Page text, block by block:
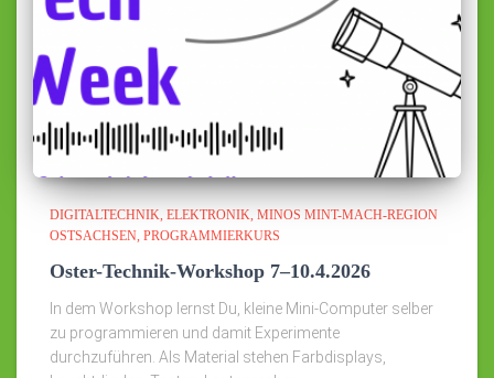
DIGITALTECHNIK ELEKTRONIK MINOS MINT-MACH-REGION
OSTSACHSEN PROGRAMMIERKURS
Oster-Technik-Workshop 7–10.4.2026
In dem Workshop lernst Du, kleine Mini-Computer selber
zu programmieren und damit Experimente
durchzuführen. Als Material stehen Farbdisplays,